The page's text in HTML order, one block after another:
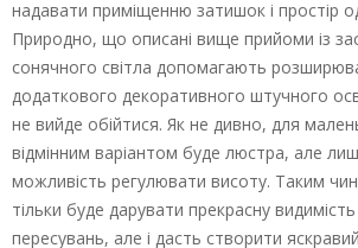
надавати приміщенню затишок і простір
Природно, що описані вище прийоми із
сонячного світла допомагають
додаткового декоративного штучного
не вийде обійтися. Як не дивно, для
відмінним варіантом буде люстра, але
можливість регулювати висоту. Таким
тільки буде дарувати прекрасну
пересувань, але і дасть створити